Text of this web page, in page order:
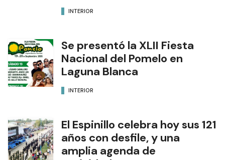
INTERIOR
Se presentó la XLII Fiesta
Nacional del Pomelo en
Laguna Blanca
INTERIOR
El Espinillo celebra hoy sus 121
años con desfile, y una
amplia agenda de